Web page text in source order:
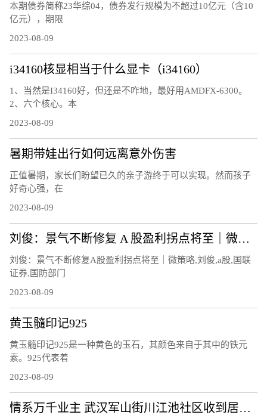
本期债券简称23华综04，债券发行规模为不超过10亿元（含10
亿元），期限
2023-08-09
i34160核显相当于什么显卡（i34160）
1、当然是I34160好，但还是不咋地，最好用AMDFX-6300。
2、六个核心。本
2023-08-09
暑期带娃出行如何远离意外伤害
正值暑期，家长们盼望已久的亲子游终于可以实现。然而孩子
好奇心强，在
2023-08-09
刘俊：景气不断修复 A 股盈利拐点将至｜微策略
刘俊：景气不断修复A股盈利拐点将至｜微策略,刘俊,a股,国联
证券,国防部门
2023-08-09
黄玉髓印记925
黄玉髓印记925是一种黄色的玉石，其颜色来自于其中的铁元
素。925代表着
2023-08-09
情系万千业主 武汉军山街川江池社区收到居民点赞锦旗